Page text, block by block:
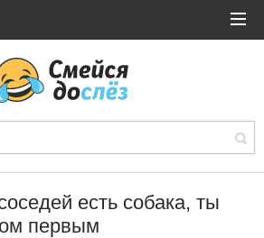
есть собака, ты
первым